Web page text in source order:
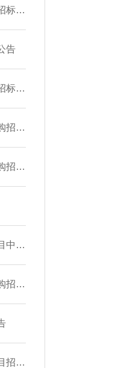
告
告
告
告
告
示
告
告